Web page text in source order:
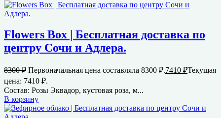
Flowers Box | Бесплатная доставка по
центру Сочи и Адлера.
8300₽ Первоначальная цена составляла 8300 ₽.7410 ₽Текущая
цена: 7410 ₽.
Состав: Розы Эквадор, кустовая роза, м...
В корзину